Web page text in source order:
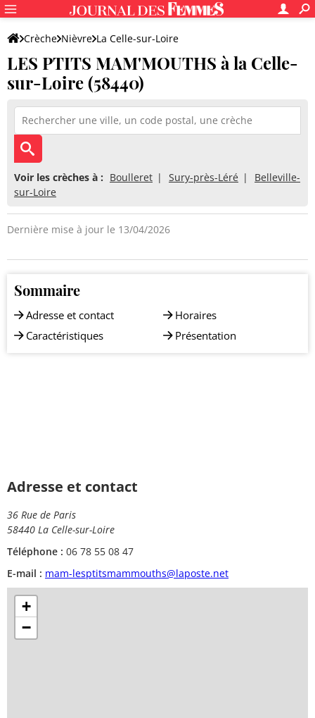
Crèche Nièvre La Celle-sur-Loire
LES PTITS MAM'MOUTHS
LES PTITS MAM'MOUTHS à la Celle-
sur-Loire (58440)
Voir les crèches à : Boulleret Sury-près-Léré
Belleville-
sur-Loire
Dernière mise à jour le 13/04/2026
Sommaire
Adresse et contact
Caractéristiques
Horaires
Présentation
Adresse et contact
36 Rue de Paris
58440 La Celle-sur-Loire
Téléphone : 06 78 55 08 47
E-mail : mam-lesptitsmammouths@laposte.net
+
−